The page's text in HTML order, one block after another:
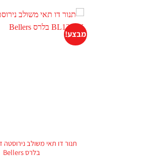
מבצע!
בלרס Bellers